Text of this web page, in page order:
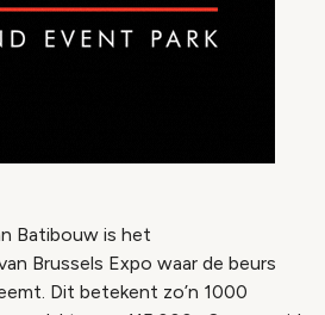
Batibouw is het
Brussels Expo waar de beurs
Dit betekent zo’n 1000